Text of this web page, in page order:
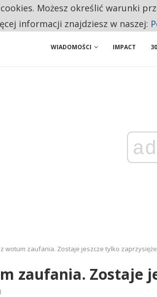
PRZEMYSŁ. NA LIŚCIE SĄ DWA
WIADOMOŚCI IMPACT
ad
wotum zaufania. Zostaje jeszcze tylko
zaufania. Zostaje
Możesz określić warunki
informacji znajdziesz w naszej: